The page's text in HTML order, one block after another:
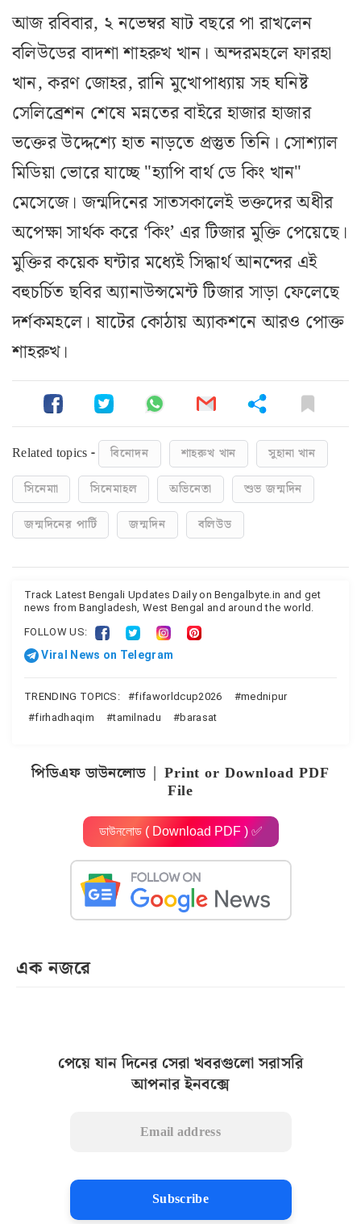
আজ রবিবার, ২ নভেম্বর ষাট বছরে পা রাখলেন
বলিউডের বাদশা শাহরুখ খান। অন্দরমহলে ফারহা
খান, করণ জোহর, রানি মুখোপাধ্যায় সহ ঘনিষ্ট
সেলিব্রেশন শেষে মন্নতের বাইরে হাজার হাজার
ভক্তের উদ্দেশ্যে হাত নাড়তে প্রস্তুত তিনি। সোশ্যাল
মিডিয়া ভোরে যাচ্ছে "হ্যাপি বার্থ ডে কিং খান"
মেসেজে। জন্মদিনের সাতসকালেই ভক্তদের অধীর
অপেক্ষা সার্থক করে ‘কিং’ এর টিজার মুক্তি পেয়েছে।
মুক্তির কয়েক ঘন্টার মধ্যেই সিদ্ধার্থ আনন্দের এই
বহুচর্চিত ছবির অ্যানাউন্সমেন্ট টিজার সাড়া ফেলেছে
দর্শকমহলে। ষাটের কোঠায় অ্যাকশনে আরও পোক্ত
শাহরুখ।
Related topics - বিনোদন শাহরুখ খান
সুহানা খান
সিনেমাা
সিনেমাহল অভিনেতা
শুভ জন্মদিন
জন্মদিনের পার্টি
জন্মদিন বলিউড
Track Latest Bengali Updates Daily on Bengalbyte.in and get
news from Bangladesh, West Bengal and around the world.
FOLLOW US:
Viral News on Telegram
TRENDING TOPICS: fifaworldcup2026
mednipur
firhadhaqim
tamilnadu barasat
পিডিএফ ডাউনলোড | Print or Download PDF
File
ডাউনলোড ( Download PDF ) ✅
এক নজরে
পেয়ে যান দিনের সেরা খবরগুলো সরাসরি
আপনার ইনবক্সে
Subscribe